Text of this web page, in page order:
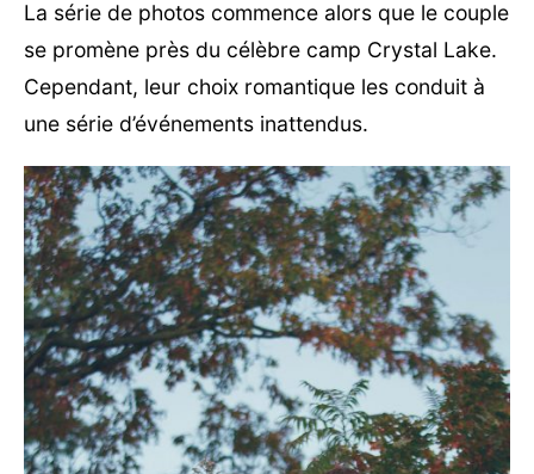
La série de photos commence alors que le couple
se promène près du célèbre camp Crystal Lake.
Cependant, leur choix romantique les conduit à
une série d’événements inattendus.